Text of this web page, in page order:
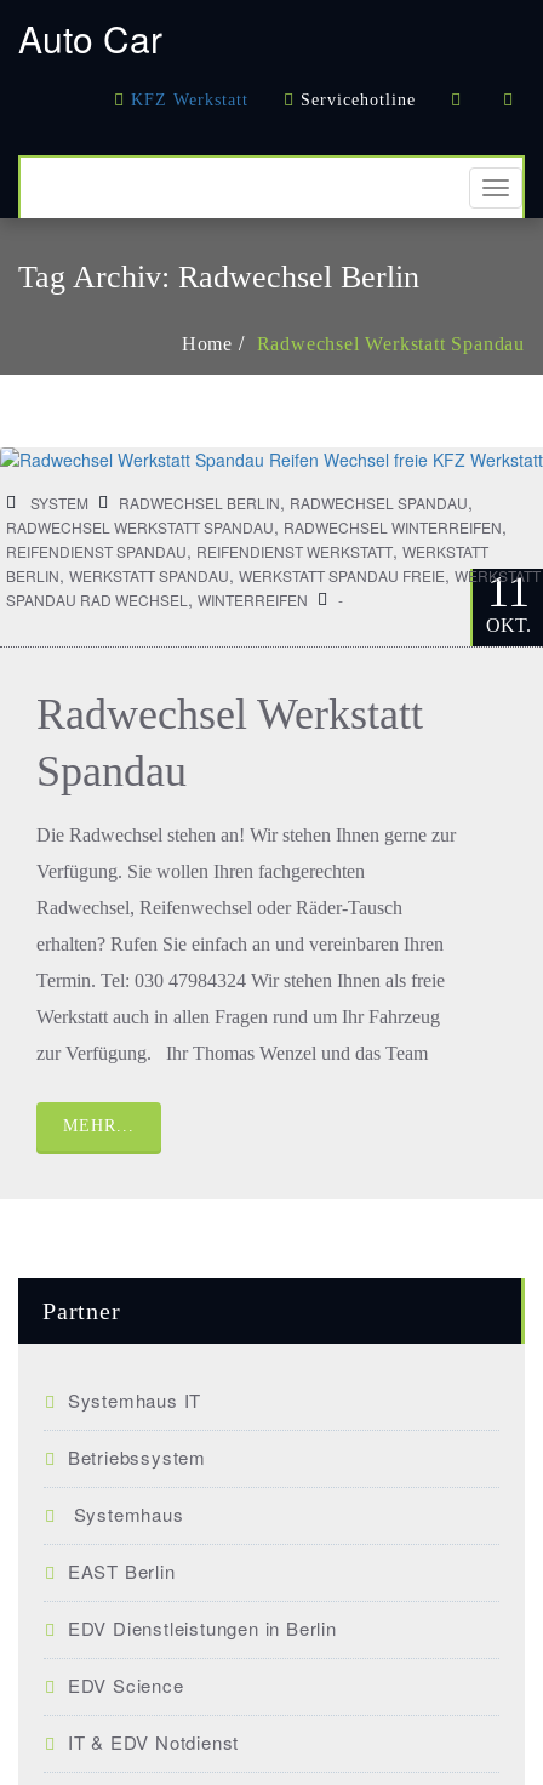
наличными
Auto Car
KFZ Werkstatt Servicehotline
Tag Archiv: Radwechsel Berlin
Home Radwechsel Werkstatt Spandau
SYSTEM RADWECHSEL BERLIN, RADWECHSEL SPANDAU,
RADWECHSEL WERKSTATT SPANDAU, RADWECHSEL WINTERREIFEN,
REIFENDIENST SPANDAU, REIFENDIENST WERKSTATT, WERKSTATT
BERLIN, WERKSTATT SPANDAU, WERKSTATT SPANDAU FREIE, WERKSTATT
SPANDAU RAD WECHSEL , WINTERREIFEN - 11
OKT.
Radwechsel Werkstatt
Spandau
Die Radwechsel stehen an! Wir stehen Ihnen gerne zur
Verfügung. Sie wollen Ihren fachgerechten
Radwechsel, Reifenwechsel oder Räder-Tausch
erhalten? Rufen Sie einfach an und vereinbaren Ihren
Termin. Tel: 030 47984324 Wir stehen Ihnen als freie
Werkstatt auch in allen Fragen rund um Ihr Fahrzeug
zur Verfügung. Ihr Thomas Wenzel und das Team
MEHR...
Partner
Systemhaus IT
Betriebssystem
Systemhaus
EAST Berlin
EDV Dienstleistungen in Berlin
EDV Science
IT & EDV Notdienst